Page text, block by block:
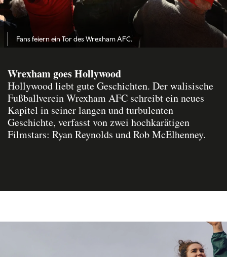
Fans feiern ein Tor des Wrexham AFC.
Wrexham goes Hollywood
Hollywood liebt gute Geschichten. Der walisische
Fußballverein Wrexham AFC schreibt ein neues
Kapitel in seiner langen und turbulenten
Geschichte, verfasst von zwei hochkarätigen
Filmstars: Ryan Reynolds und Rob McElhenney.